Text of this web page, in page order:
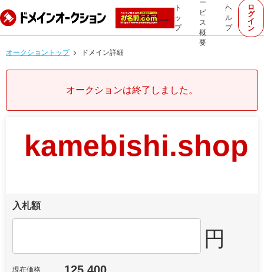
ト
ッ
プ
ー
ビ
ス
概
要
ヘ
ル
プ
ロ
グ
イ
ン
オークショントップ ドメイン詳細
オークションは終了しました。
kamebishi.shop
入札額
円
現在価格